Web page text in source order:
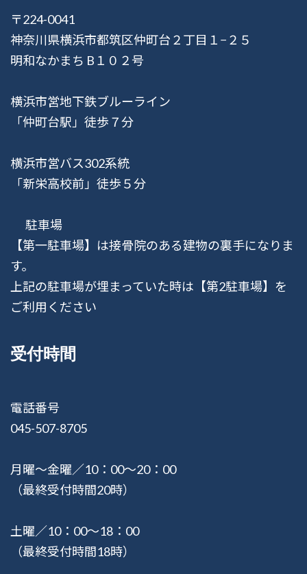
〒224-0041
神奈川県横浜市都筑区仲町台２丁目１−２５
明和なかまち B１０２号
横浜市営地下鉄ブルーライン
「仲町台駅」徒歩７分
横浜市営バス302系統
「新栄高校前」徒歩５分
駐車場
【第一駐車場】は接骨院のある建物の裏手になりま
す。
上記の駐車場が埋まっていた時は【第2駐車場】を
ご利用ください
受付時間
電話番号
045-507-8705
月曜〜金曜／10：00〜20：00
（最終受付時間20時）
土曜／10：00〜18：00
（最終受付時間18時）